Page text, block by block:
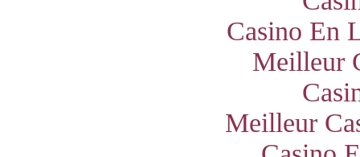
Casino En
Meilleur
Meilleur